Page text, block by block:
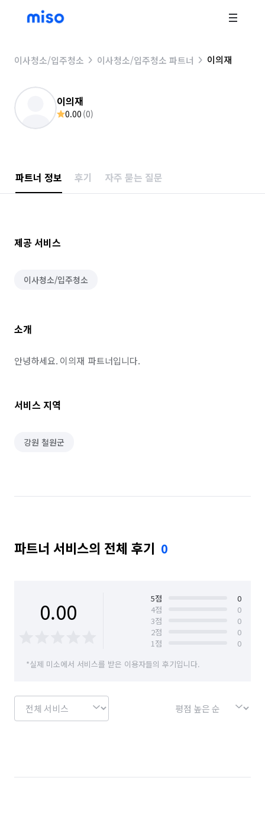
이사청소/입주청소 이사청소/입주청소 파트너 이의재
이의재
0.00 (0)
파트너 정보 후기 자주 묻는 질문
제공 서비스
이사청소/입주청소
소개
안녕하세요. 이의재  파트너입니다.
서비스 지역
강원 철원군
파트너 서비스의 전체 후기 0
0.00 5점
0
4점
0
3점
0
2점
0
1점
0
*실제 미소에서 서비스를 받은 이용자들의 후기입니다.